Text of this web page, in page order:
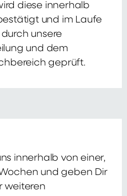
diese innerhalb
und im Laufe
unsere
und dem
geprüft.
innerhalb von einer,
und geben Dir
weiteren